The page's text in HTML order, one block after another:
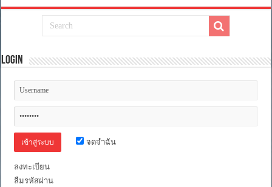
White
ส
[เสียง
อังกฤษ
5.1
Master
แท้.]
Login
จดจำฉัน
ลงทะเบียน
ลืมรหัสผ่าน